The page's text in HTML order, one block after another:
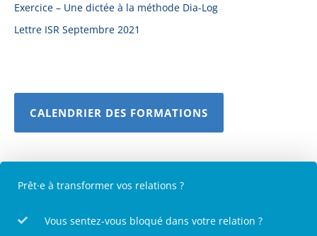
Exercice – Une dictée à la méthode Dia-Log
Lettre ISR Septembre 2021
CALENDRIER DES FORMATIONS
Prêt·e à transformer vos relations ?
Vous sentez-vous bloqué dans votre relation ?